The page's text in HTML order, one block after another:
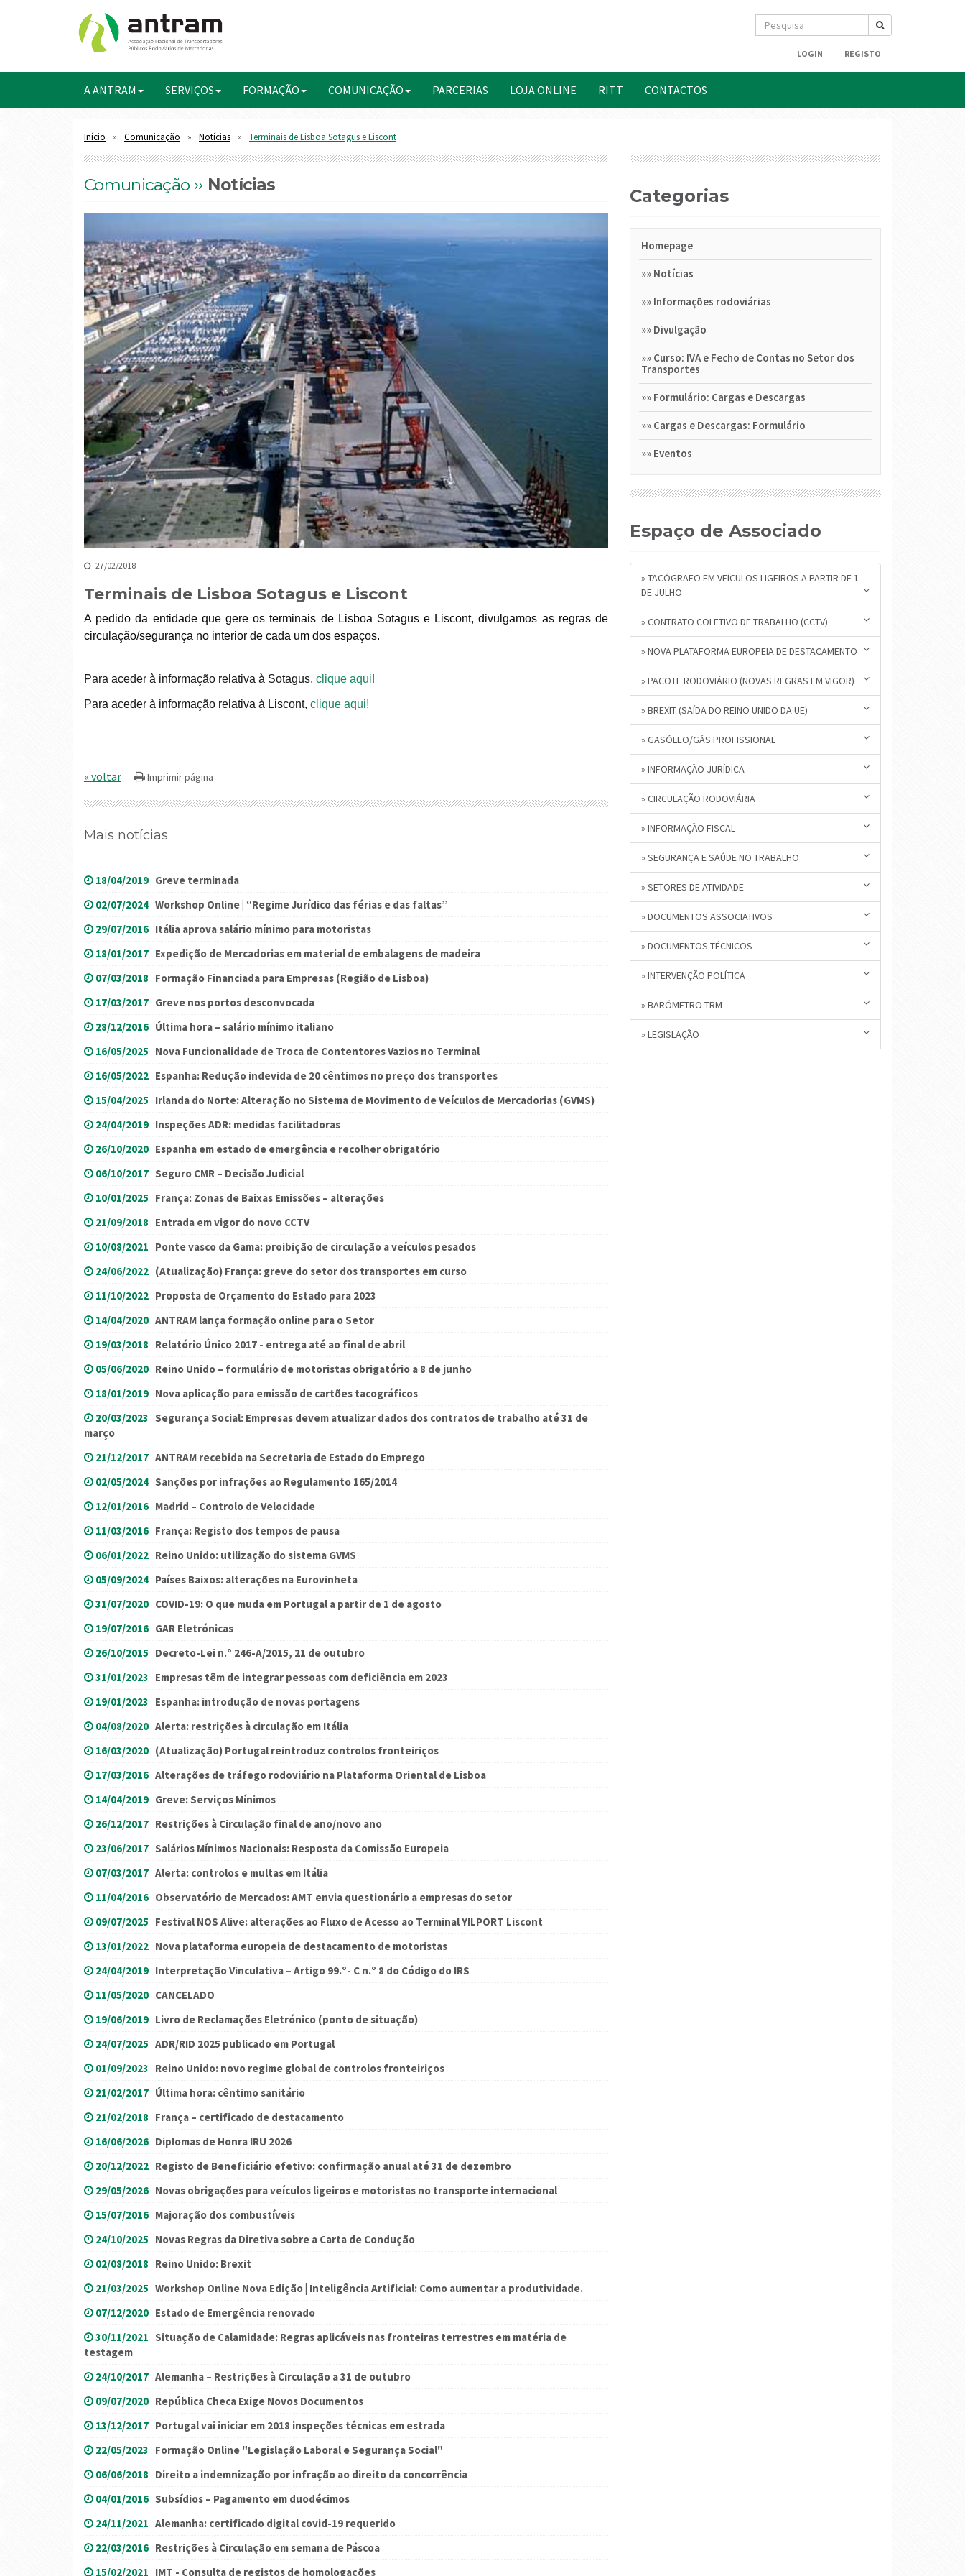
LOGIN REGISTO
A ANTRAM SERVIÇOS FORMAÇÃO COMUNICAÇÃO PARCERIAS LOJA ONLINE RITT CONTACTOS
Início Comunicação Notícias Terminais de Lisboa Sotagus e Liscont
Comunicação ›› Notícias
27/02/2018
Terminais de Lisboa Sotagus e Liscont
A pedido da entidade que gere os terminais de Lisboa Sotagus e Liscont, divulgamos as regras de
circulação/segurança no interior de cada um dos espaços.
Para aceder à informação relativa à Sotagus, clique aqui!
Para aceder à informação relativa à Liscont, clique aqui!
« voltar
Mais notícias
18/04/2019 Greve terminada
02/07/2024 Workshop Online | “Regime Jurídico das férias e das faltas”
29/07/2016 Itália aprova salário mínimo para motoristas
18/01/2017 Expedição de Mercadorias em material de embalagens de madeira
07/03/2018 Formação Financiada para Empresas (Região de Lisboa)
17/03/2017 Greve nos portos desconvocada
28/12/2016 Última hora – salário mínimo italiano
16/05/2025 Nova Funcionalidade de Troca de Contentores Vazios no Terminal
16/05/2022 Espanha: Redução indevida de 20 cêntimos no preço dos transportes
15/04/2025 Irlanda do Norte: Alteração no Sistema de Movimento de Veículos de Mercadorias (GVMS)
24/04/2019 Inspeções ADR: medidas facilitadoras
26/10/2020 Espanha em estado de emergência e recolher obrigatório
06/10/2017 Seguro CMR – Decisão Judicial
10/01/2025 França: Zonas de Baixas Emissões – alterações
21/09/2018 Entrada em vigor do novo CCTV
10/08/2021 Ponte vasco da Gama: proibição de circulação a veículos pesados
24/06/2022 (Atualização) França: greve do setor dos transportes em curso
11/10/2022 Proposta de Orçamento do Estado para 2023
14/04/2020 ANTRAM lança formação online para o Setor
19/03/2018 Relatório Único 2017 - entrega até ao final de abril
05/06/2020 Reino Unido – formulário de motoristas obrigatório a 8 de junho
18/01/2019 Nova aplicação para emissão de cartões tacográficos
20/03/2023 Segurança Social: Empresas devem atualizar dados dos contratos de trabalho até 31 de
março
21/12/2017 ANTRAM recebida na Secretaria de Estado do Emprego
02/05/2024 Sanções por infrações ao Regulamento 165/2014
12/01/2016 Madrid – Controlo de Velocidade
11/03/2016 França: Registo dos tempos de pausa
06/01/2022 Reino Unido: utilização do sistema GVMS
05/09/2024 Países Baixos: alterações na Eurovinheta
31/07/2020 COVID-19: O que muda em Portugal a partir de 1 de agosto
19/07/2016 GAR Eletrónicas
26/10/2015 Decreto-Lei n.º 246-A/2015, 21 de outubro
31/01/2023 Empresas têm de integrar pessoas com deficiência em 2023
19/01/2023 Espanha: introdução de novas portagens
04/08/2020 Alerta: restrições à circulação em Itália
16/03/2020 (Atualização) Portugal reintroduz controlos fronteiriços
17/03/2016 Alterações de tráfego rodoviário na Plataforma Oriental de Lisboa
14/04/2019 Greve: Serviços Mínimos
26/12/2017 Restrições à Circulação final de ano/novo ano
23/06/2017 Salários Mínimos Nacionais: Resposta da Comissão Europeia
07/03/2017 Alerta: controlos e multas em Itália
11/04/2016 Observatório de Mercados: AMT envia questionário a empresas do setor
09/07/2025 Festival NOS Alive: alterações ao Fluxo de Acesso ao Terminal YILPORT Liscont
13/01/2022 Nova plataforma europeia de destacamento de motoristas
24/04/2019 Interpretação Vinculativa – Artigo 99.º- C n.º 8 do Código do IRS
11/05/2020 CANCELADO
19/06/2019 Livro de Reclamações Eletrónico (ponto de situação)
24/07/2025 ADR/RID 2025 publicado em Portugal
01/09/2023 Reino Unido: novo regime global de controlos fronteiriços
21/02/2017 Última hora: cêntimo sanitário
21/02/2018 França – certificado de destacamento
16/06/2026 Diplomas de Honra IRU 2026
20/12/2022 Registo de Beneficiário efetivo: confirmação anual até 31 de dezembro
29/05/2026 Novas obrigações para veículos ligeiros e motoristas no transporte internacional
15/07/2016 Majoração dos combustíveis
24/10/2025 Novas Regras da Diretiva sobre a Carta de Condução
02/08/2018 Reino Unido: Brexit
21/03/2025 Workshop Online Nova Edição | Inteligência Artificial: Como aumentar a produtividade.
07/12/2020 Estado de Emergência renovado
30/11/2021 Situação de Calamidade: Regras aplicáveis nas fronteiras terrestres em matéria de
testagem
24/10/2017 Alemanha – Restrições à Circulação a 31 de outubro
09/07/2020 República Checa Exige Novos Documentos
13/12/2017 Portugal vai iniciar em 2018 inspeções técnicas em estrada
22/05/2023 Formação Online "Legislação Laboral e Segurança Social"
06/06/2018 Direito a indemnização por infração ao direito da concorrência
04/01/2016 Subsídios – Pagamento em duodécimos
24/11/2021 Alemanha: certificado digital covid-19 requerido
22/03/2016 Restrições à Circulação em semana de Páscoa
15/02/2021 IMT - Consulta de registos de homologações
Categorias
Homepage
»» Notícias
»» Informações rodoviárias
»» Divulgação
»» Curso: IVA e Fecho de Contas no Setor dos
Transportes
»» Formulário: Cargas e Descargas
»» Cargas e Descargas: Formulário
»» Eventos
Espaço de Associado
» TACÓGRAFO EM VEÍCULOS LIGEIROS A PARTIR DE 1
DE JULHO
» CONTRATO COLETIVO DE TRABALHO (CCTV)
» NOVA PLATAFORMA EUROPEIA DE DESTACAMENTO
» PACOTE RODOVIÁRIO (NOVAS REGRAS EM VIGOR)
» BREXIT (SAÍDA DO REINO UNIDO DA UE)
» GASÓLEO/GÁS PROFISSIONAL
» INFORMAÇÃO JURÍDICA
» CIRCULAÇÃO RODOVIÁRIA
» INFORMAÇÃO FISCAL
» SEGURANÇA E SAÚDE NO TRABALHO
» SETORES DE ATIVIDADE
» DOCUMENTOS ASSOCIATIVOS
» DOCUMENTOS TÉCNICOS
» INTERVENÇÃO POLÍTICA
» BARÓMETRO TRM
» LEGISLAÇÃO